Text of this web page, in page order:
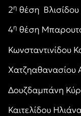
2η θέση
4η θέση
Κωνσταντινίδου
Χατζηαθανασίου
Δουζδαμπάνη
Καιτελίδου